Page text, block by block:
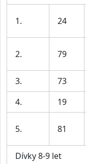
1. 24
2. 79
3. 73
4.
19
5. 81
Dívky 8-9 let